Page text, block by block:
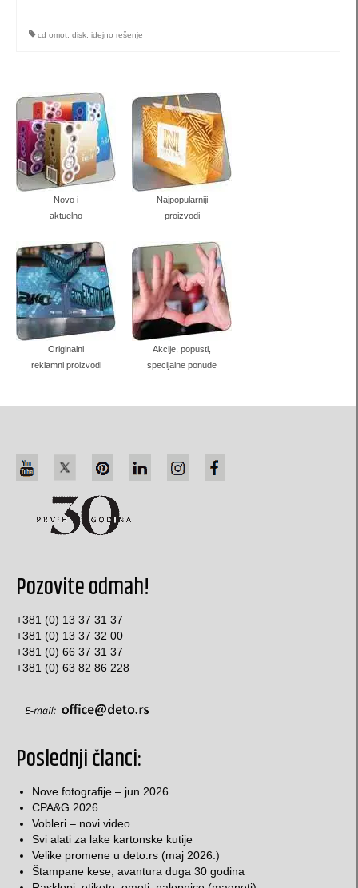
Specijalne koverte
Kutije za postere i plakate
papirne čaše
futrole za diplome
kutije za prirodni sapun
trouglaste kutije
dugački pillow box
Kutije za sveće
štancovane kutije-kese
Ambalaža za piće
Ambalaža za rakiju
Pivska ambalaža
nalepnice, etikete, omoti
Etikete za rakiju i vino
Specijalne nalepnice
Omoti
Kutije za torte
Papir za pakovanje, stikeri…
Klasične kartonske kutije
cd omot disk idejno rešenje
Novo i
aktuelno
Najpopularniji
proizvodi
Originalni
reklamni proizvodi
Akcije, popusti,
specijalne ponude
Pozovite odmah!
+381 (0) 13 37 31 37
+381 (0) 13 37 32 00
+381 (0) 66 37 31 37
+381 (0) 63 82 86 228
Poslednji članci:
Nove fotografije – jun 2026.
CPA&G 2026.
Vobleri – novi video
Svi alati za lake kartonske kutije
Velike promene u deto.rs (maj 2026.)
Štampane kese, avantura duga 30 godina